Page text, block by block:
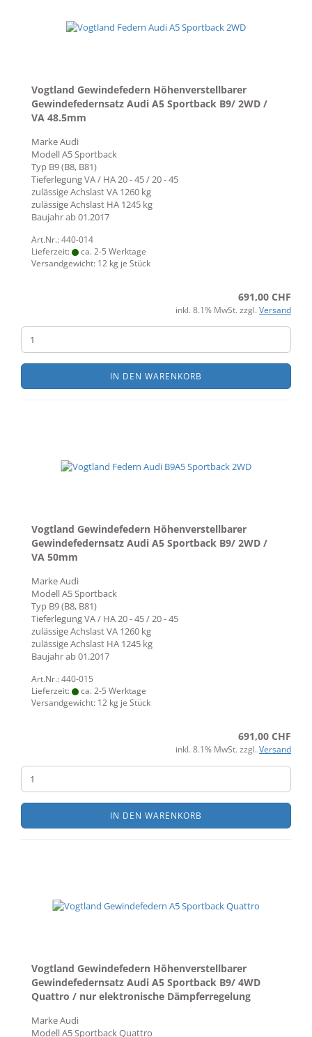
Vogtland Gewindefedern Höhenverstellbarer
Gewindefedernsatz Audi A5 Sportback B9/ 2WD /
VA 48.5mm
MarkeAudi
ModellA5 Sportback
Typ B9 (B8, B81)
Tieferlegung VA / HA20 - 45 / 20 - 45
zulässige Achslast VA 1260 kg
zulässige Achslast HA 1245 kg
Baujahr ab01.2017
Art.Nr.: 440-014
Lieferzeit:
ca. 2-5 Werktage
Versandgewicht: 12 kg je Stück
691,00 CHF
inkl. 8.1% MwSt. zzgl. Versand
IN DEN WARENKORB
Vogtland Gewindefedern Höhenverstellbarer
Gewindefedernsatz Audi A5 Sportback B9/ 2WD /
VA 50mm
MarkeAudi
ModellA5 Sportback
Typ B9 (B8, B81)
Tieferlegung VA / HA20 - 45 / 20 - 45
zulässige Achslast VA 1260 kg
zulässige Achslast HA 1245 kg
Baujahr ab01.2017
Art.Nr.: 440-015
Lieferzeit:
ca. 2-5 Werktage
Versandgewicht: 12 kg je Stück
691,00 CHF
inkl. 8.1% MwSt. zzgl. Versand
IN DEN WARENKORB
Vogtland Gewindefedern Höhenverstellbarer
Gewindefedernsatz Audi A5 Sportback B9/ 4WD
Quattro / nur elektronische Dämpferregelung
MarkeAudi
ModellA5 Sportback Quattro